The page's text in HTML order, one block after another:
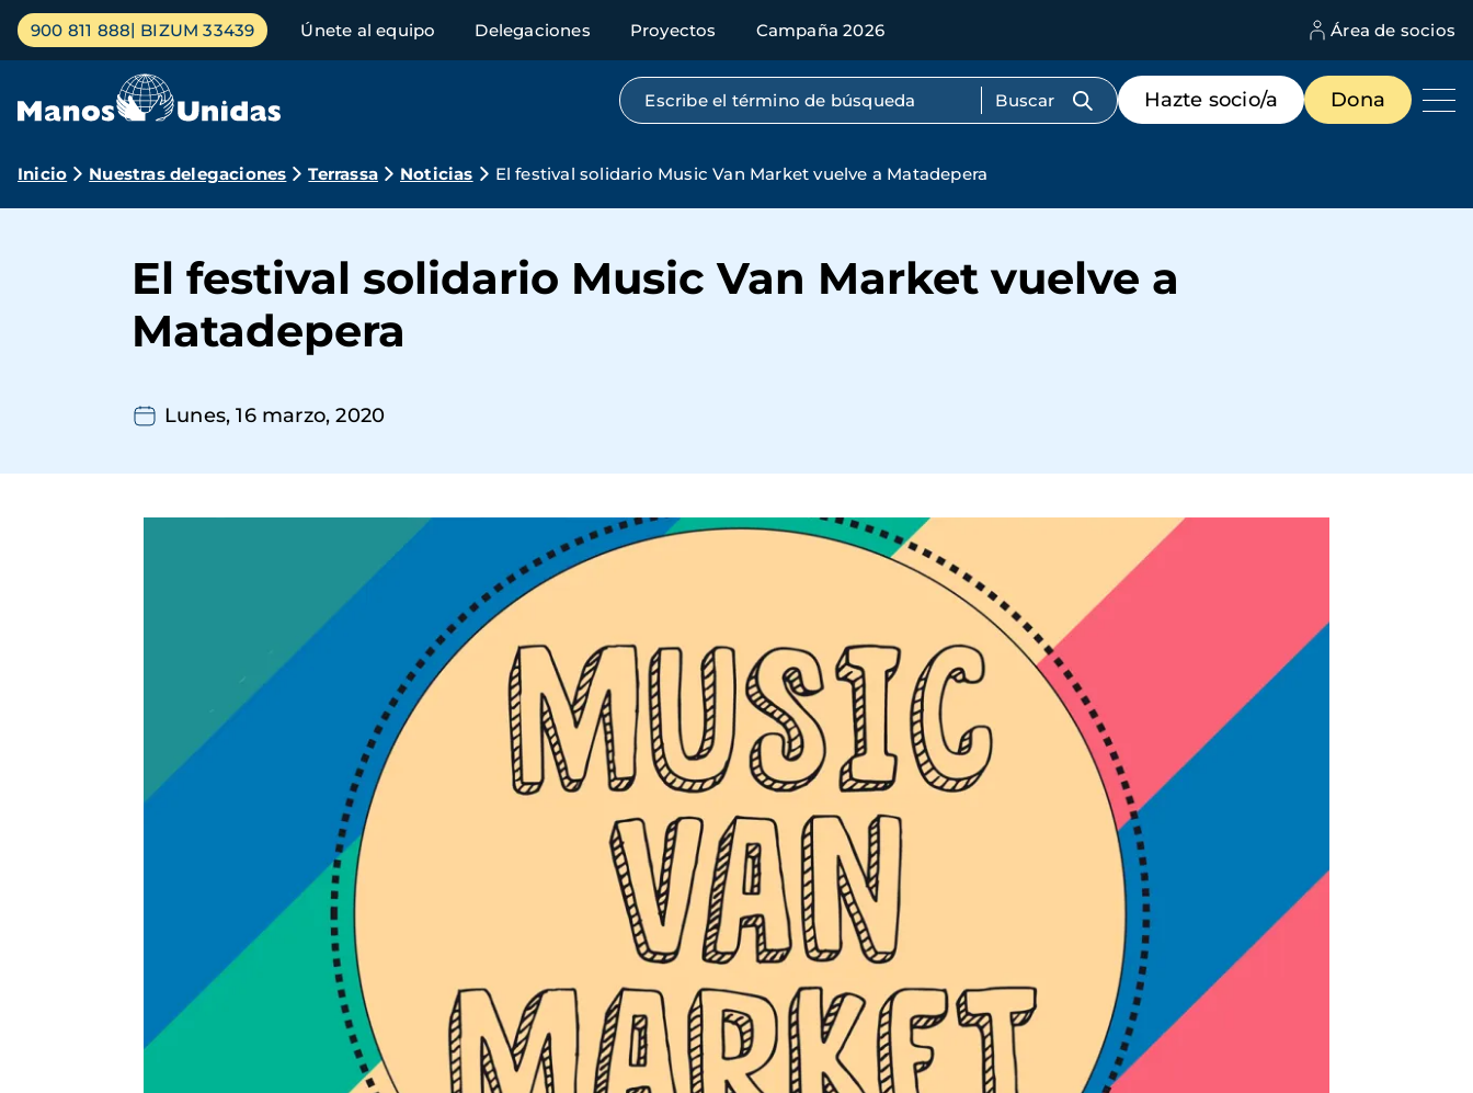
Pasar
contenido
Menú
principal
900 811 888 BIZUM 33439 Únete al equipo Delegaciones Proyectos Campaña 2026 Área de socios
Búsqueda por texto completo
Menú
de
destacados
Hazte socio/a Dona
Ruta
navegación
Inicio Nuestras delegaciones Terrassa Noticias El festival solidario Music Van Market vuelve a Matadepera
El festival solidario Music Van Market vuelve a
Matadepera
Lunes, 16 marzo, 2020